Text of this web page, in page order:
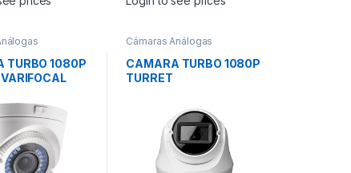
TURBO 1080P
Cámaras Análogas
CAMARA TURBO 1080P
TURRET